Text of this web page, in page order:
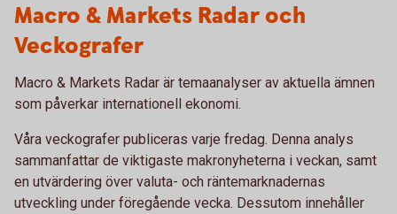
Macro & Markets Radar och
Veckografer
Macro & Markets Radar är temaanalyser av aktuella ämnen
som påverkar internationell ekonomi.
Våra veckografer publiceras varje fredag. Denna analys
sammanfattar de viktigaste makronyheterna i veckan, samt
en utvärdering över valuta- och räntemarknadernas
utveckling under föregående vecka. Dessutom innehåller